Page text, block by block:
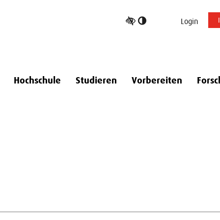
Login
Hochschule Studieren Vorbereiten